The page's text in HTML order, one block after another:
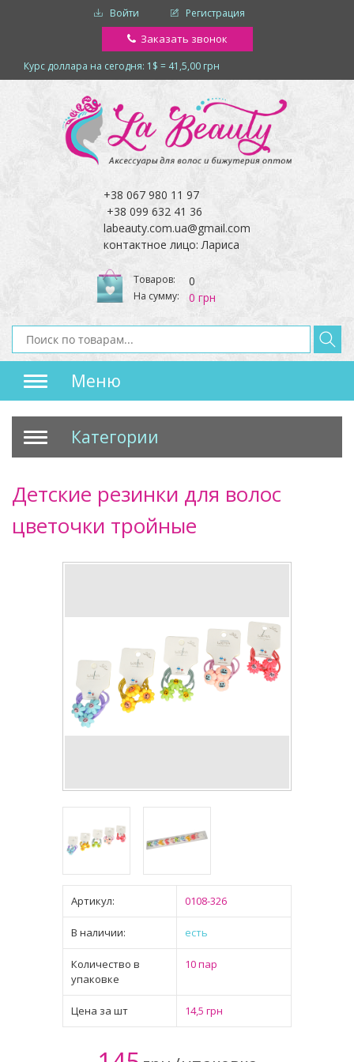
Войти Регистрация
Заказать звонок
Курс доллара на сегодня: 1$ = 41,5,00 грн
+38 067 980 11 97
+38 099 632 41 36
labeauty.com.ua@gmail.com
контактное лицо: Лариса
Товаров: 0
На сумму: 0 грн
Меню
Категории
Детские резинки для волос
цветочки тройные
Артикул: 0108-326
В наличии: есть
Количество в
упаковке
10 пар
Цена за шт 14,5 грн